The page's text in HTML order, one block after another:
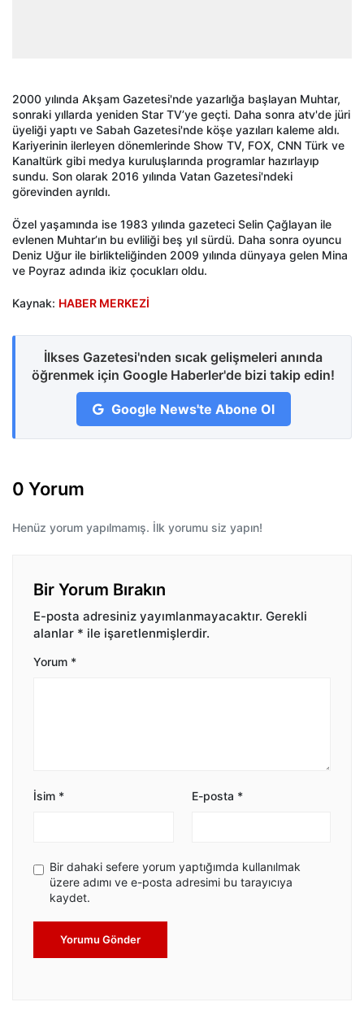
2000 yılında Akşam Gazetesi'nde yazarlığa başlayan Muhtar,
sonraki yıllarda yeniden Star TV’ye geçti. Daha sonra atv'de jüri
üyeliği yaptı ve Sabah Gazetesi'nde köşe yazıları kaleme aldı.
Kariyerinin ilerleyen dönemlerinde Show TV, FOX, CNN Türk ve
Kanaltürk gibi medya kuruluşlarında programlar hazırlayıp
sundu. Son olarak 2016 yılında Vatan Gazetesi'ndeki
görevinden ayrıldı.
Özel yaşamında ise 1983 yılında gazeteci Selin Çağlayan ile
evlenen Muhtar’ın bu evliliği beş yıl sürdü. Daha sonra oyuncu
Deniz Uğur ile birlikteliğinden 2009 yılında dünyaya gelen Mina
ve Poyraz adında ikiz çocukları oldu.
Kaynak: HABER MERKEZİ
İlkses Gazetesi'nden sıcak gelişmeleri anında
öğrenmek için Google Haberler'de bizi takip edin!
Google News'te Abone Ol
0 Yorum
Henüz yorum yapılmamış. İlk yorumu siz yapın!
Bir Yorum Bırakın
E-posta adresiniz yayımlanmayacaktır. Gerekli
alanlar * ile işaretlenmişlerdir.
Yorum *
İsim * E-posta *
Bir dahaki sefere yorum yaptığımda kullanılmak
üzere adımı ve e-posta adresimi bu tarayıcıya
kaydet.
Yorumu Gönder